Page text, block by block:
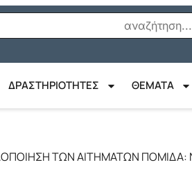
ΔΡΑΣΤΗΡΙΟΤΗΤΕΣ ΘΈΜΑΤΑ
ΤΩΝ ΑΙΤΗΜΑΤΩΝ ΠΟΜΙΔΑ: